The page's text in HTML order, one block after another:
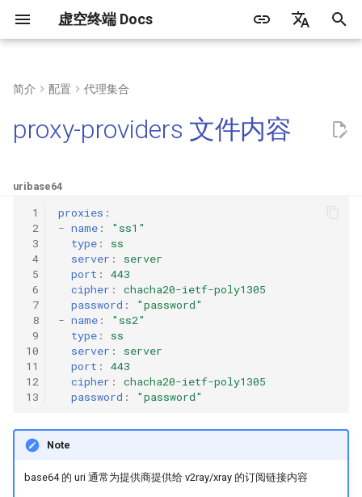
虚空终端 Docs
Русский
在
始
web面板
创建运行服务
三方工具/客户端
解析流程
listeners
VMess
VLESS
dialer-proxy
内置代理策略
DIRECT
DNS
Rematch
HTTP
SOCKS
自动选择
自动回退
负载均衡
链式代理
简介 配置 代理集合
proxy-providers 文件内容
uri base64
1
2
3
4
5
6
7
8
9
10
11
12
13
proxies :
- name :
"ss1"
type :
ss
server :
server
port :
443
cipher :
chacha20-ietf-poly1305
password :
"password"
- name :
"ss2"
type :
ss
server :
server
port :
443
cipher :
chacha20-ietf-poly1305
password : "password"
Note
base64 的 uri 通常为提供商提供给 v2ray/xray 的订阅链接内容